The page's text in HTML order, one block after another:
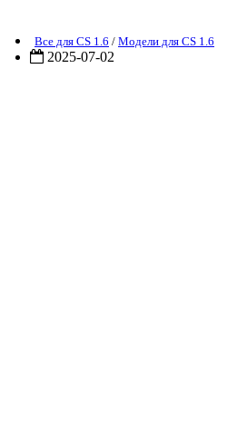
Все для CS 1.6 / Модели для CS 1.6
2025-07-02